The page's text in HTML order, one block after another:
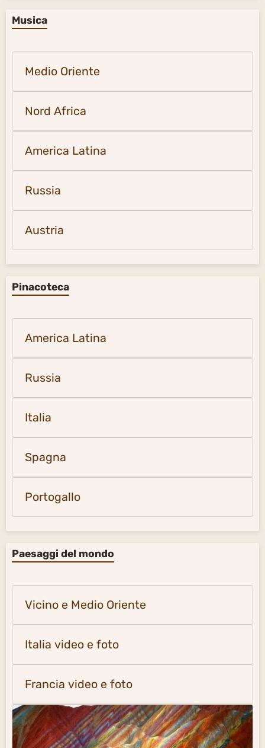
Musica
Medio Oriente
Nord Africa
America Latina
Russia
Austria
Pinacoteca
America Latina
Russia
Italia
Spagna
Portogallo
Paesaggi del mondo
Vicino e Medio Oriente
Italia video e foto
Francia video e foto